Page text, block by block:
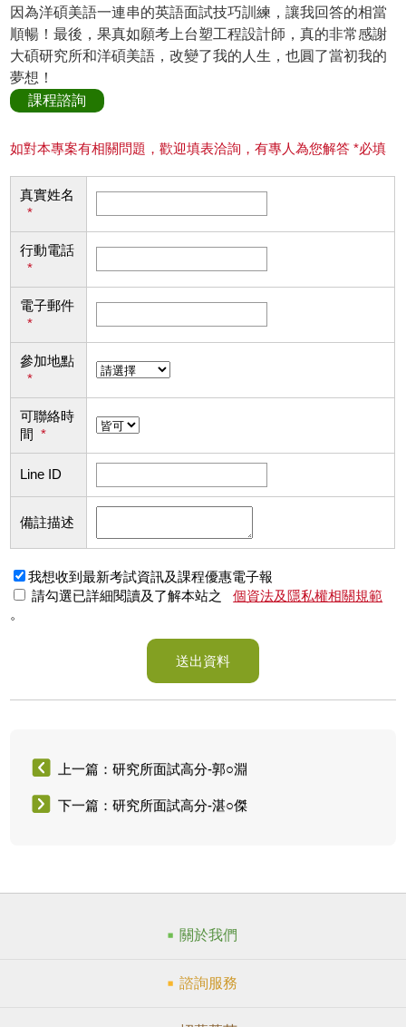
因為洋碩美語一連串的英語面試技巧訓練，讓我回答的相當
順暢！最後，果真如願考上台塑工程設計師，真的非常感謝
大碩研究所和洋碩美語，改變了我的人生，也圓了當初我的
夢想！
課程諮詢
如對本專案有相關問題，歡迎填表洽詢，有專人為您解答 *必填
真實姓名
*
行動電話
*
電子郵件
*
參加地點
*
可聯絡時
間 *
Line ID
備註描述
我想收到最新考試資訊及課程優惠電子報
請勾選已詳細閱讀及了解本站之
個資法及隱私權相關規範
。
送出資料
上一篇：研究所面試高分-郭○淵
下一篇：研究所面試高分-湛○傑
關於我們
諮詢服務